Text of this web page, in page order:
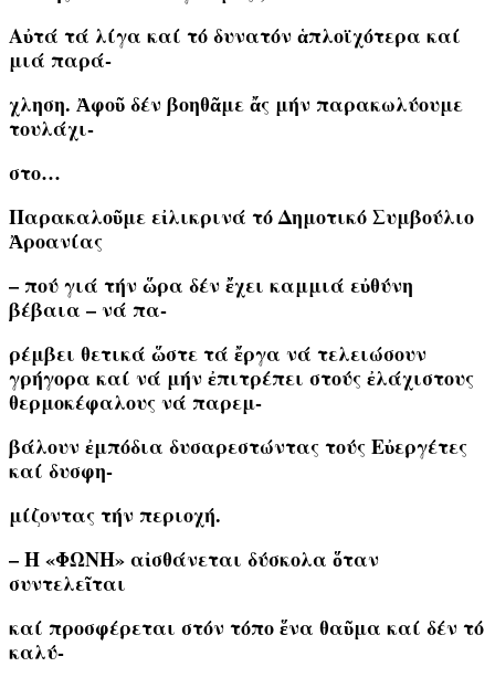
Αὐτά τά λίγα καί τό δυνατόν ἁπλοϊχότερα καί
μιά παρά-
χληση. Ἀφοῦ δέν βοηθᾶμε ἄς μήν παρακωλύουμε
τουλάχι-
στο…
Παρακαλοῦμε εἰλικρινά τό Δημοτικό Συμβούλιο
Ἀροανίας
– πού γιά τήν ὥρα δέν ἔχει καμμιά εὐθύνη
βέβαια – νά πα-
ρέμβει θετικά ὥστε τά ἔργα νά τελειώσουν
γρήγορα καί νά μήν ἐπιτρέπει στούς ἐλάχιστους
θερμοκέφαλους νά παρεμ-
βάλουν ἐμπόδια δυσαρεστώντας τούς Εὐεργέτες
καί δυσφη-
μίζοντας τήν περιοχή.
– H «ΦΩΝΗ» αἰσθάνεται δύσκολα ὅταν
συντελεῖται
καί προσφέρεται στόν τόπο ἕνα θαῦμα καί δέν τό
καλύ-